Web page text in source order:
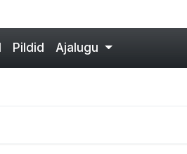
Pildid Ajalugu